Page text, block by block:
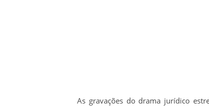
As gravações do drama jurídico